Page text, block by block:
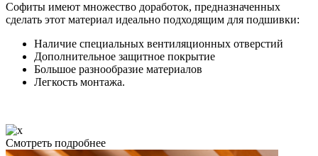
Софиты имеют множество доработок, предназначенных
сделать этот материал идеально подходящим для подшивки:
Наличие специальных вентиляционных отверстий
Дополнительное защитное покрытие
Большое разнообразие материалов
Легкость монтажа.
Смотреть подробнее